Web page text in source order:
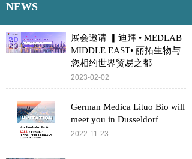
NEWS
展会邀请 ▎迪拜 • MEDLAB
MIDDLE EAST• 丽拓生物与
您相约世界贸易之都
2023-02-02
German Medica Lituo Bio will
meet you in Dusseldorf
2022-11-23